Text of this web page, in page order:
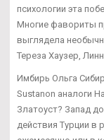
психологии эта
Многие фавориты
выглядела
Тереза Хаузер,
Имбирь Ольга
Sustanon аналоги
Златоуст? Запад
действия Турции в